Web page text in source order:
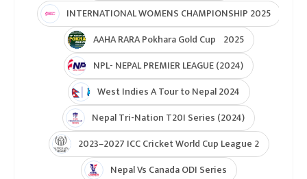
INTERNATIONAL WOMENS CHAMPIONSHIP 2025
AAHA RARA Pokhara Gold Cup 2025
NPL- NEPAL PREMIER LEAGUE (2024)
West Indies A Tour to Nepal 2024
Nepal Tri-Nation T20I Series (2024)
2023–2027 ICC Cricket World Cup League 2
Nepal Vs Canada ODI Series